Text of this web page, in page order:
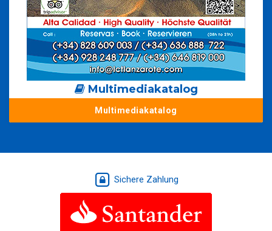
Multimediakatalog
Multimediakatalog
Sichere Zahlung